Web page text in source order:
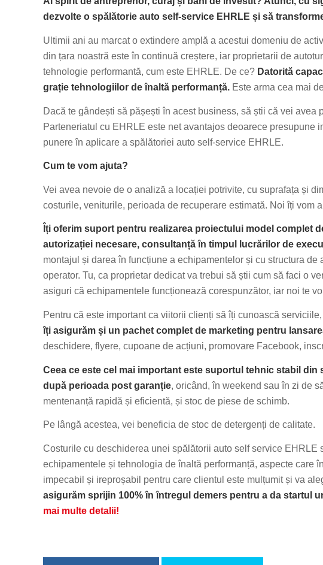
dezvolte o spălătorie auto self-service EHRLE și să
Ultimii ani au marcat o extindere amplă a acestui domeniu de
din țara noastră este în continuă creștere, iar proprietarii de
tehnologie performantă, cum este EHRLE. De ce? Datorită
grație tehnologiilor de înaltă performanță. Este arma cea mai
Dacă te gândești să pășești în acest business, să știi că vei avea
Parteneriatul cu EHRLE este net avantajos deoarece presupune
punere în aplicare a spălătoriei auto self-service EHRLE.
Cum te vom ajuta?
Vei avea nevoie de o analiză a locației potrivite, cu suprafața și
costurile, veniturile, perioada de recuperare estimată. Noi îți vom
Îți oferim suport pentru realizarea proiectului model complet
autorizației necesare, consultanță în timpul lucrărilor de
montajul și darea în funcțiune a echipamentelor și cu structura de
operator. Tu, ca proprietar dedicat va trebui să știi cum să faci o
asiguri că echipamentele funcționează corespunzător, iar noi te
Pentru că este important ca viitorii clienți să îți cunoască
îți asigurăm și un pachet complet de marketing pentru
deschidere, flyere, cupoane de acțiuni, promovare Facebook,
Ceea ce este cel mai important este suportul tehnic stabil
după perioada post garanție, oricând, în weekend sau în zi de
mentenanță rapidă și eficientă, și stoc de piese de schimb.
Pe lângă acestea, vei beneficia de stoc de detergenți de calitate.
Costurile cu deschiderea unei spălătorii auto self service EHRLE
echipamentele și tehnologia de înaltă performanță, aspecte care
impecabil și ireproșabil pentru care clientul este mulțumit și va
asigurăm sprijin 100% în întregul demers pentru a da startul
mai multe detalii!